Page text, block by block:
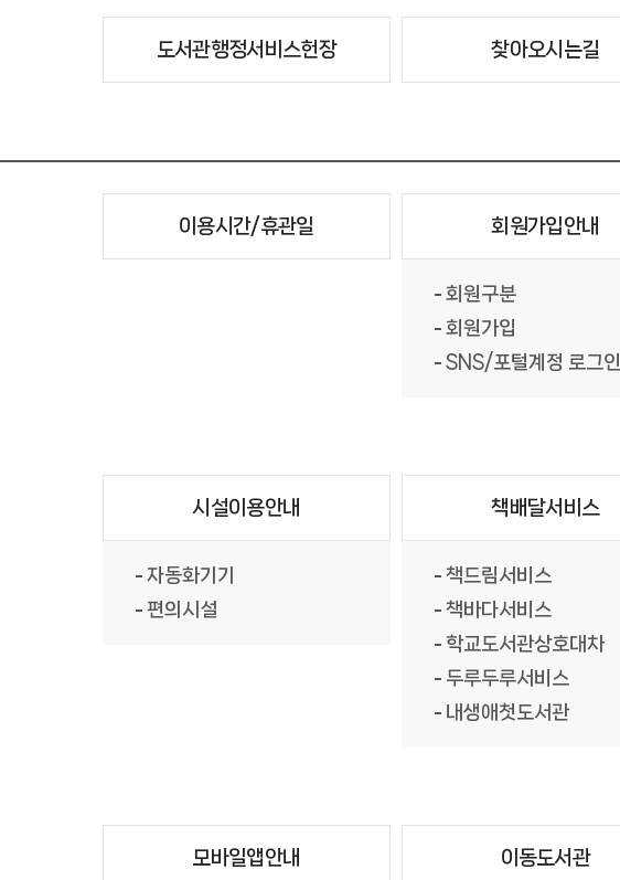
도서관행정서비스헌장 찾아오시는길
이용시간/휴관일 회원가입안내
회원구분
회원가입
SNS/포털계정 로그인
시설이용안내
자동화기기
편의시설
책배달서비스
책드림서비스
책바다서비스
학교도서관상호대차
두루두루서비스
내생애첫도서관
모바일앱안내 이동도서관